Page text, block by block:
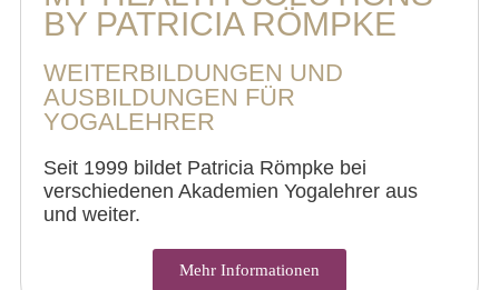
BY PATRICIA RÖMPKE
WEITERBILDUNGEN UND
AUSBILDUNGEN FÜR
YOGALEHRER
Seit 1999 bildet Patricia Römpke bei
verschiedenen Akademien Yogalehrer aus
und weiter.
Mehr Informationen